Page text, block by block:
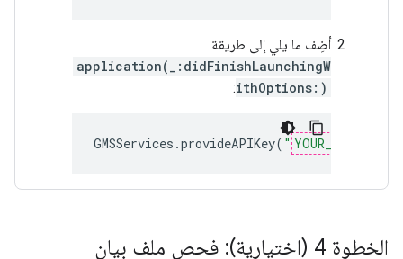
أضِف ما يلي إلى طريقة
application(_:didFinishLaunchingW
ithOptions:)
:
GMSServices .provideAPIKey( " YOUR_API_KEY
الخطوة 4 (اختيارية): فحص ملف بيان